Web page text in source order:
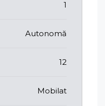
1
Autonomă
12
Mobilat